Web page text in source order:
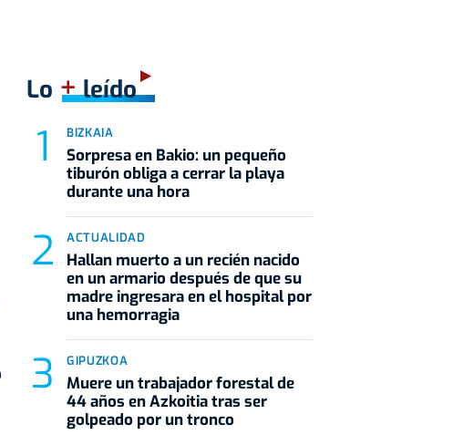
Lo +leído
BIZKAIA
Sorpresa en Bakio: un pequeño
tiburón obliga a cerrar la playa
durante una hora
ACTUALIDAD
Hallan muerto a un recién nacido
en un armario después de que su
madre ingresara en el hospital por
una hemorragia
GIPUZKOA
Muere un trabajador forestal de
44 años en Azkoitia tras ser
golpeado por un tronco